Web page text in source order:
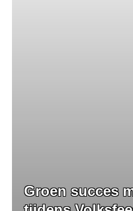
Groen succes